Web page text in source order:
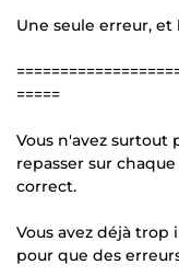
Une seule erreur,
=====
Vous n'avez surtout
repasser sur
correct.
Vous avez déjà
pour que des